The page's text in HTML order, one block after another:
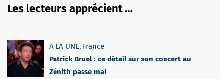
Les lecteurs apprécient …
A LA UNE, France
Patrick Bruel : ce détail sur son concert au
Zénith passe mal